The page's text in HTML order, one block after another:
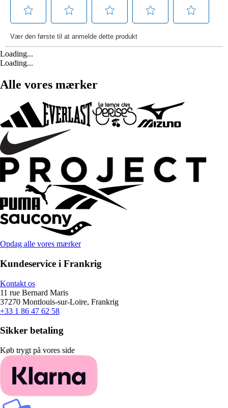
Loading...
Loading...
Alle vores mærker
Opdag alle vores mærker
Kundeservice i Frankrig
Kontakt os
11 rue Bernard Maris
37270 Montlouis-sur-Loire, Frankrig
+33 1 86 47 62 58
Sikker betaling
Køb trygt på vores side